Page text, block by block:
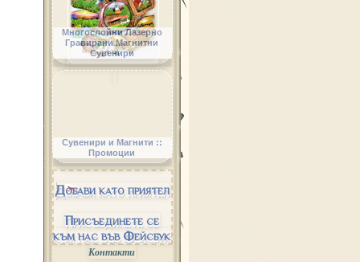
Многослойни Лазерно
Гравирани Магнитни
Сувенири
Сувенири и Магнити ::
Промоции
Добави като приятел
Присъединете се
към нас във Фейсбук
Контакти